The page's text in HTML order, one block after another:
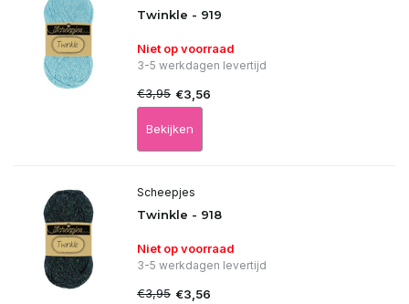
Twinkle - 919
Niet op voorraad
3-5 werkdagen levertijd
€3,95 €3,56
Bekijken
Scheepjes
Twinkle - 918
Niet op voorraad
3-5 werkdagen levertijd
€3,95 €3,56